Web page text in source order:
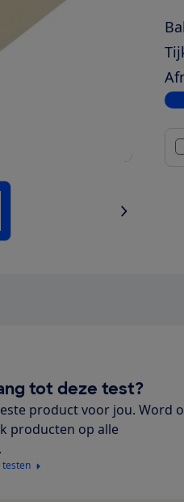
tot deze test?
product voor jou. Word
producten op alle
testen